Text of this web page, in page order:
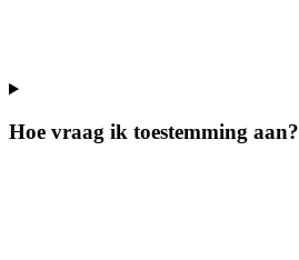
Hoe vraag ik toestemming aan?